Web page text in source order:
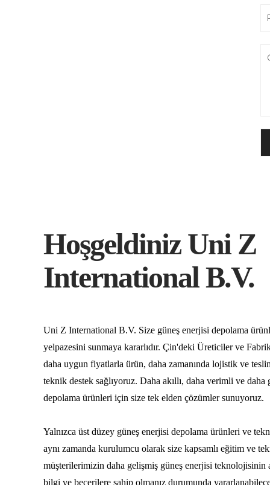
Hoşgeldiniz Uni Z
International B.V.
Uni Z International B.V. Size güneş enerjisi depolama
yelpazesini sunmaya kararlıdır. Çin'deki Üreticiler ve
daha uygun fiyatlarla ürün, daha zamanında lojistik ve
teknik destek sağlıyoruz. Daha akıllı, daha verimli ve
depolama ürünleri için size tek elden çözümler sunuyoruz.
Yalnızca üst düzey güneş enerjisi depolama ürünleri ve
aynı zamanda kurulumcu olarak size kapsamlı eğitim ve
müşterilerimizin daha gelişmiş güneş enerjisi teknolojisinin
bilgi ve becerilere sahip olmanız durumunda